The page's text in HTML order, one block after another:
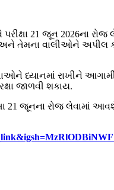
21 જૂન 2026ના
અને તેમના વાલીઓને અપીલ
ધ્યાનમાં રાખીને આગામી
જાળવી શકાય.
21 જૂનના રોજ લેવામાં